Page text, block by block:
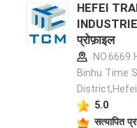
HEFEI
प्रोफ़ाइल
NO.6669
Binhu Time
District,Hefei
5.0
सत्यापित